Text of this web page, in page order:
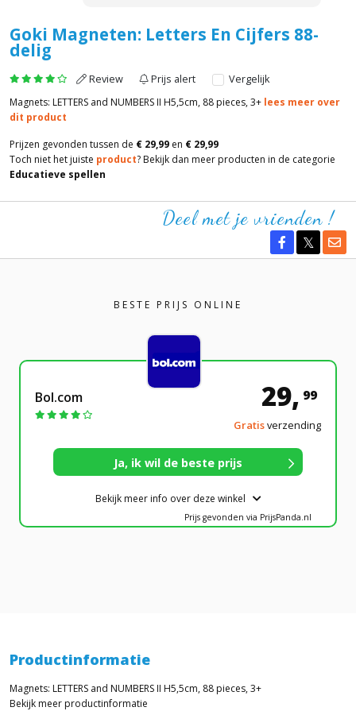
Goki Magneten: Letters En Cijfers 88-
delig
Review Prijs alert
Vergelijk
Magnets: LETTERS and NUMBERS II H5,5cm, 88 pieces, 3+ lees meer over
dit product
Prijzen gevonden tussen de € 29,99 en € 29,99
Toch niet het juiste product? Bekijk dan meer producten in de categorie
Educatieve spellen
Deel met je vrienden !
BESTE PRIJS ONLINE
Bol.com 29,99
Gratisverzending
Bekijk meer info over deze winkel
Prijs gevonden via PrijsPanda.nl
Productinformatie
Magnets: LETTERS and NUMBERS II H5,5cm, 88 pieces, 3+
Bekijk meer productinformatie